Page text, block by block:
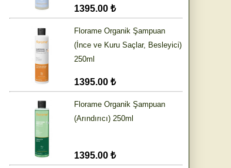
1395.00 ₺
Florame Organik Şampuan
(İnce ve Kuru Saçlar, Besleyici)
250ml
1395.00 ₺
Florame Organik Şampuan
(Arındırıcı) 250ml
1395.00 ₺